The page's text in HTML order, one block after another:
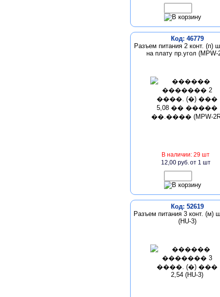
Код: 46779
Разъем питания 2 конт. (п)
на плату пр.угол (MPW-
В наличии: 29 шт
12,00 руб.от 1 шт
Код: 52619
Разъем питания 3 конт. (м)
(HU-3)